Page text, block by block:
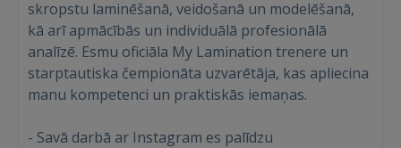
skropstu laminēšanā, veidošanā un modelēšanā,
kā arī apmācībās un individuālā profesionālā
analīzē. Esmu oficiāla My Lamination trenere un
starptautiska čempionāta uzvarētāja, kas apliecina
manu kompetenci un praktiskās iemaņas.
- Savā darbā ar Instagram es palīdzu